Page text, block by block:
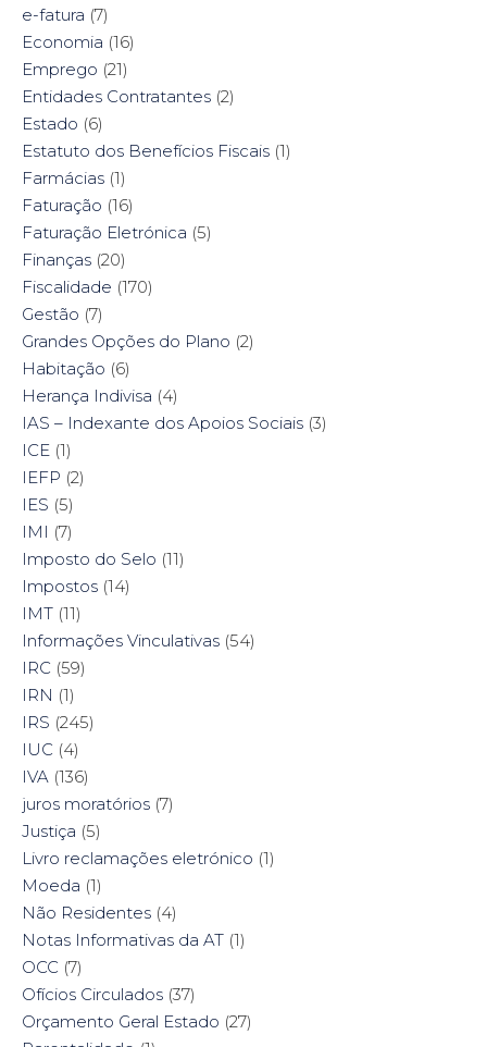
e-fatura (7)
Economia (16)
Emprego (21)
Entidades Contratantes (2)
Estado (6)
Estatuto dos Benefícios Fiscais (1)
Farmácias (1)
Faturação (16)
Faturação Eletrónica (5)
Finanças (20)
Fiscalidade (170)
Gestão (7)
Grandes Opções do Plano (2)
Habitação (6)
Herança Indivisa (4)
IAS – Indexante dos Apoios Sociais (3)
ICE (1)
IEFP (2)
IES (5)
IMI (7)
Imposto do Selo (11)
Impostos (14)
IMT (11)
Informações Vinculativas (54)
IRC (59)
IRN (1)
IRS (245)
IUC (4)
IVA (136)
juros moratórios (7)
Justiça (5)
Livro reclamações eletrónico (1)
Moeda (1)
Não Residentes (4)
Notas Informativas da AT (1)
OCC (7)
Ofícios Circulados (37)
Orçamento Geral Estado (27)